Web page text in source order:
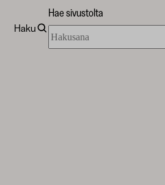
Haku
Hae sivustolta
sivustolta